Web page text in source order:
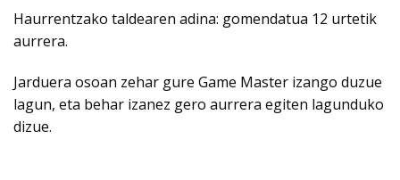
Haurrentzako taldearen adina: gomendatua 12 urtetik
aurrera.
Jarduera osoan zehar gure Game Master izango duzue
lagun, eta behar izanez gero aurrera egiten lagunduko
dizue.